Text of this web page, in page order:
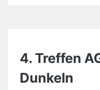
4. Treffen
Dunkeln